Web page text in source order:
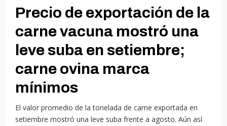
Precio de exportación de la
carne vacuna mostró una
leve suba en setiembre;
carne ovina marca
mínimos
El valor promedio de la tonelada de carne exportada en
setiembre mostró una leve suba frente a agosto. Aún así